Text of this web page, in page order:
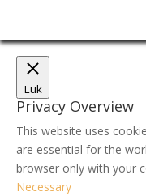
Luk
Privacy Overview
This website uses
are essential for the
browser only with your
Necessary